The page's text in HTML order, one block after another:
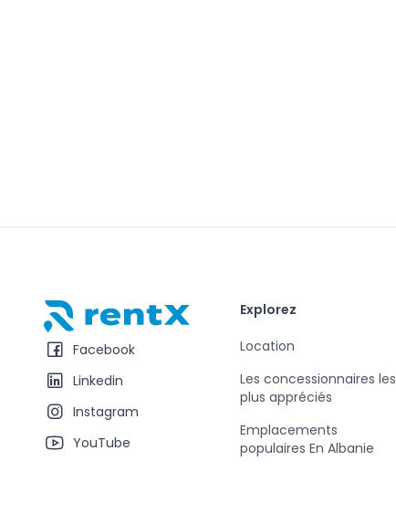
RentX – Location de voitures en Albanie
Facebook
Linkedin
Instagram
YouTube
Explorez
Location
Les concessionnaires les
plus appréciés
Emplacements
populaires En Albanie